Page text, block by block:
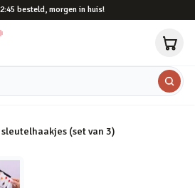
besteld, morgen in huis!
(set van 3)